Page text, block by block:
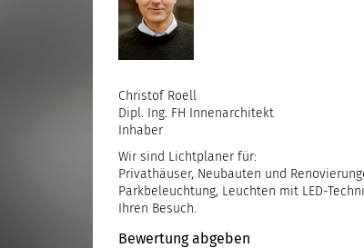
Christof Roell
Dipl. Ing. FH Innenarchitekt
Inhaber
Wir sind Lichtplaner für:
Privathäuser, Neubauten und
Parkbeleuchtung, Leuchten mit LED-
Ihren Besuch.
Bewertung abgeben